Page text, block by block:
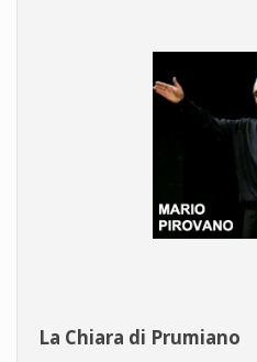
La Chiara di Prumiano